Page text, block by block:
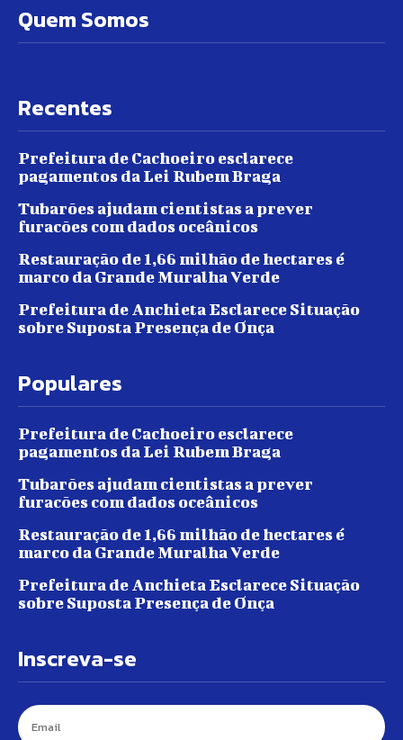
Quem Somos
Recentes
Prefeitura de Cachoeiro esclarece
pagamentos da Lei Rubem Braga
Tubarões ajudam cientistas a prever
furacões com dados oceânicos
Restauração de 1,66 milhão de hectares é
marco da Grande Muralha Verde
Prefeitura de Anchieta Esclarece Situação
sobre Suposta Presença de Onça
Populares
Prefeitura de Cachoeiro esclarece
pagamentos da Lei Rubem Braga
Tubarões ajudam cientistas a prever
furacões com dados oceânicos
Restauração de 1,66 milhão de hectares é
marco da Grande Muralha Verde
Prefeitura de Anchieta Esclarece Situação
sobre Suposta Presença de Onça
Inscreva-se